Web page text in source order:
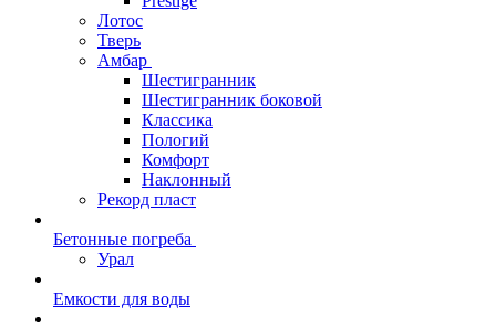
Лотос
Тверь
Амбар
Шестигранник
Шестигранник боковой
Классика
Пологий
Комфорт
Наклонный
Рекорд пласт
Бетонные погреба
Урал
Емкости для воды